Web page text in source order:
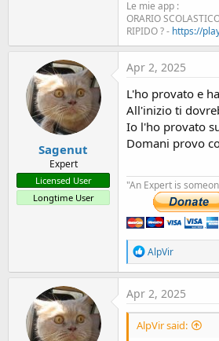
Le mie app :
ORARIO
RIPIDO ? - https://
Sagenut
Expert
Licensed User
Longtime User
Apr 2, 2025
L'ho provato e
All'inizio ti
Io l'ho provato
Domani provo
"An Expert is
R
e
a
c
t
i
o
AlpVir
Apr 2, 2025
AlpVir said: